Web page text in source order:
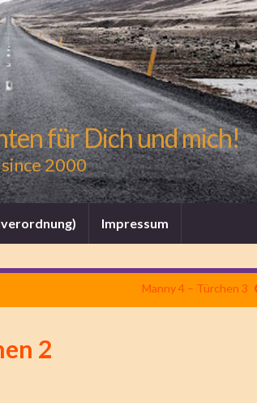
für Dich und mich!
2000
Impressum
Manny 4 – Türchen 3
2